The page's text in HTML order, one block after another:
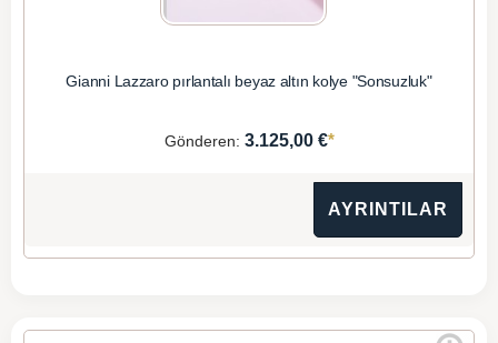
Gianni Lazzaro pırlantalı beyaz altın kolye "Sonsuzluk"
Gönderen: 3.125,00 €*
AYRINTILAR